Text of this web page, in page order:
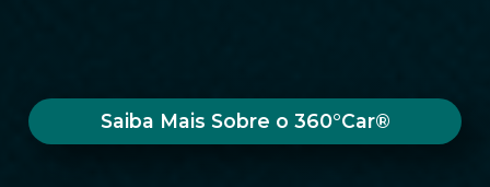
Saiba Mais Sobre o 360°Car®